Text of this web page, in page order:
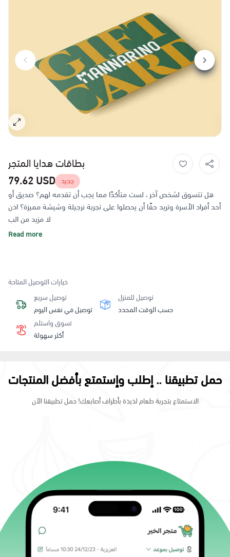
بطاقات هدايا المتجر
79.62 USD جديد
هل تتسوق لشخص آخر ، لست متأكدًا مما يجب أن تقدمه لهم؟ صديق أو
أحد أفراد الأسرة وتريد حقًا أن يحصلوا على تجربة نرجيلة وشيشة مميزة؟ اذن
لا مزيد من الب
Read more
خيارات التوصيل المتاحة
توصيل سريع
توصيل في نفس اليوم
توصيل للمنزل
حسب الوقت المحدد
تسوق واستلم
أكثر سهولة
حمل تطبيقنا .. إطلب وإستمتع بأفضل المنتجات
الاستمتاع بتجربة طعام لذيذة بأطراف أصابعك! حمل تطبيقنا الآن